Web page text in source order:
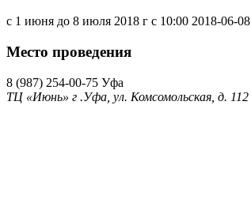
с 1 июня до 8 июля 2018 г с 10:00 2018-06-08
Место проведения
8 (987) 254-00-75 Уфа
ТЦ «Июнь» г .Уфа, ул. Комсомольская, д. 112